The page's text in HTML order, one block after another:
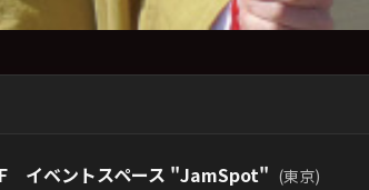
イベントスペース "JamSpot" (東京)